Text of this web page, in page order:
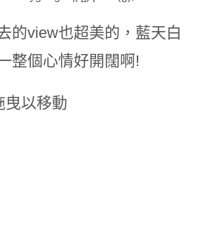
的view也超美的，藍天白
整個心情好開闊啊!